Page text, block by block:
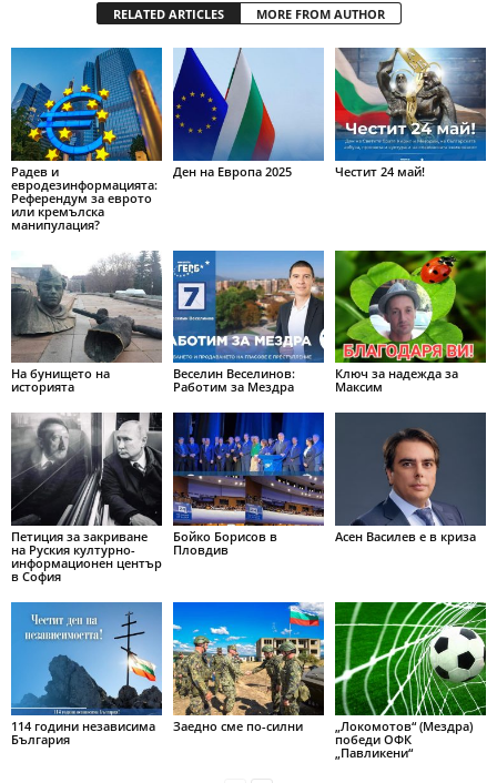
RELATED ARTICLES MORE FROM AUTHOR
Радев и
евродезинформацията:
Референдум за еврото
или кремълска
манипулация?
Ден на Европа 2025 Честит 24 май!
На бунището на
историята
Веселин Веселинов:
Работим за Мездра
Ключ за надежда за
Максим
Петиция за закриване
на Руския културно-
информационен център
в София
Бойко Борисов в
Пловдив
Асен Василев е в криза
114 години независима
България
Заедно сме по-силни
„Локомотов“ (Мездра)
победи ОФК
„Павликени“